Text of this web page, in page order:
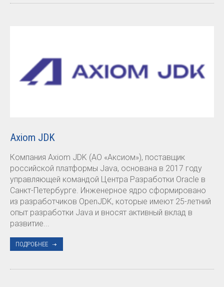
Axiom JDK
Компания Axiom JDK (АО «Аксиом»), поставщик
российской платформы Java, основана в 2017 году
управляющей командой Центра Разработки Oracle в
Санкт-Петербурге. Инженерное ядро сформировано
из разработчиков OpenJDK, которые имеют 25-летний
опыт разработки Java и вносят активный вклад в
развитие...
ПОДРОБНЕЕ